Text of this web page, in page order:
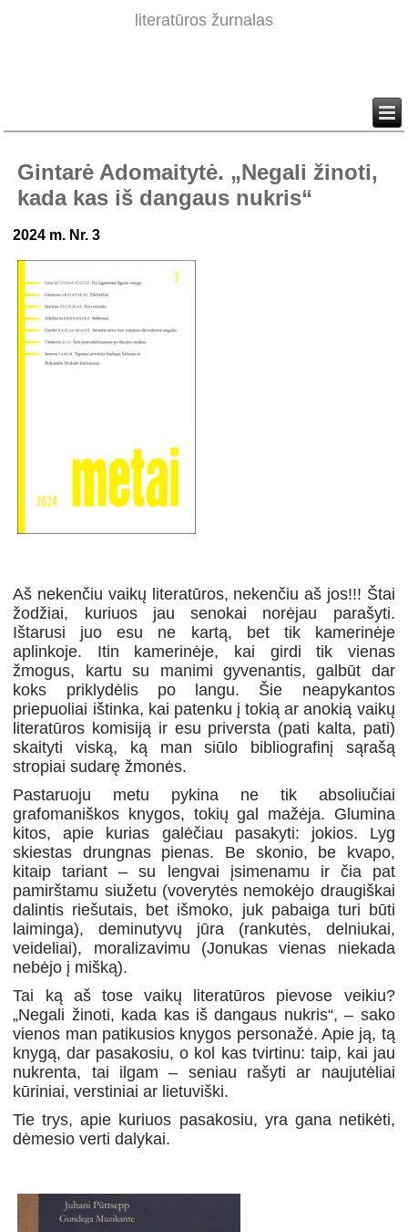
literatūros žurnalas
Gintarė Adomaitytė. „Negali žinoti,
kada kas iš dangaus nukris“
2024 m. Nr. 3
Aš nekenčiu vaikų literatūros, nekenčiu aš jos!!! Štai
žodžiai, kuriuos jau senokai norėjau parašyti.
Ištarusi juo esu ne kartą, bet tik kamerinėje
aplinkoje. Itin kamerinėje, kai girdi tik vienas
žmogus, kartu su manimi gyvenantis, galbūt dar
koks priklydėlis po langu. Šie neapykantos
priepuoliai ištinka, kai patenku į tokią ar anokią vaikų
literatūros komisiją ir esu priversta (pati kalta, pati)
skaityti viską, ką man siūlo bibliografinį sąrašą
stropiai sudarę žmonės.
Pastaruoju metu pykina ne tik absoliučiai
grafomaniškos knygos, tokių gal mažėja. Glumina
kitos, apie kurias galėčiau pasakyti: jokios. Lyg
skiestas drungnas pienas. Be skonio, be kvapo,
kitaip tariant – su lengvai įsimenamu ir čia pat
pamirštamu siužetu (voverytės nemokėjo draugiškai
dalintis riešutais, bet išmoko, juk pabaiga turi būti
laiminga), deminutyvų jūra (rankutės, delniukai,
veideliai), moralizavimu (Jonukas vienas niekada
nebėjo į mišką).
Tai ką aš tose vaikų literatūros pievose veikiu?
„Negali žinoti, kada kas iš dangaus nukris“, – sako
vienos man patikusios knygos personažė. Apie ją, tą
knygą, dar pasakosiu, o kol kas tvirtinu: taip, kai jau
nukrenta, tai ilgam – seniau rašyti ar naujutėliai
kūriniai, verstiniai ar lietuviški.
Tie trys, apie kuriuos pasakosiu, yra gana netikėti,
dėmesio verti dalykai.